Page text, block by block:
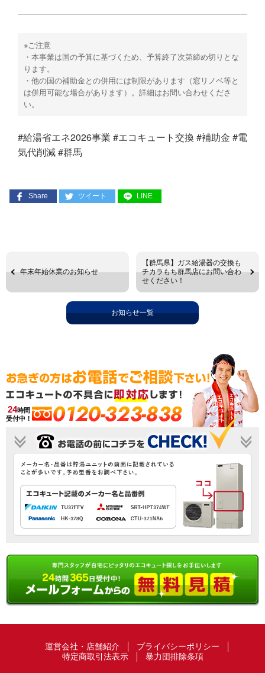
※ご注意
・本事業は国の予算に基づくため、予算終了次第締め切りとな
ります。
・他の国の補助金との併用には制限があります（窓リノベ等と
は併用可能な場合があります）。詳細はお問い合わせくださ
い。
#給湯省エネ2026事業 #エコキュート交換 #補助金 #電
気代削減 #群馬
Share ツイート LINE
年末年始休業のお知らせ
【群馬県】ガス給湯器の交換も
チカラもち群馬店にお問い合わ
せください！
お知らせ一覧
24時間
受付中！
0120-323-838
運営会社・店舗紹介
プライバシーポリシー
特定商取引法表示
暴力団排除条項